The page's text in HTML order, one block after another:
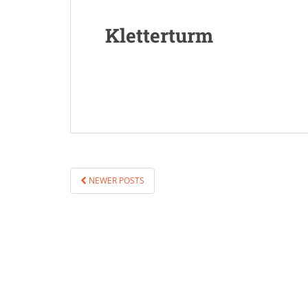
Kletterturm
SEITENNUMMERIERUNG
DER
NEWER POSTS